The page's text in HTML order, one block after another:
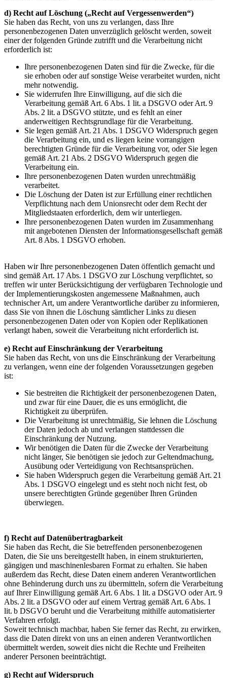
d) Recht auf Löschung („Recht auf Vergessenwerden“)
Sie haben das Recht, von uns zu verlangen, dass Ihre
personenbezogenen Daten unverzüglich gelöscht werden, soweit
einer der folgenden Gründe zutrifft und die Verarbeitung nicht
erforderlich ist:
Ihre personenbezogenen Daten sind für die Zwecke, für die
sie erhoben oder auf sonstige Weise verarbeitet wurden, nicht
mehr notwendig.
Sie widerrufen Ihre Einwilligung, auf die sich die
Verarbeitung gemäß Art. 6 Abs. 1 lit. a DSGVO oder Art. 9
Abs. 2 lit. a DSGVO stützte, und es fehlt an einer
anderweitigen Rechtsgrundlage für die Verarbeitung.
Sie legen gemäß Art. 21 Abs. 1 DSGVO Widerspruch gegen
die Verarbeitung ein, und es liegen keine vorrangigen
berechtigten Gründe für die Verarbeitung vor, oder Sie legen
gemäß Art. 21 Abs. 2 DSGVO Widerspruch gegen die
Verarbeitung ein.
Ihre personenbezogenen Daten wurden unrechtmäßig
verarbeitet.
Die Löschung der Daten ist zur Erfüllung einer rechtlichen
Verpflichtung nach dem Unionsrecht oder dem Recht der
Mitgliedstaaten erforderlich, dem wir unterliegen.
Ihre personenbezogenen Daten wurden im Zusammenhang
mit angebotenen Diensten der Informationsgesellschaft gemäß
Art. 8 Abs. 1 DSGVO erhoben.
Haben wir Ihre personenbezogenen Daten öffentlich gemacht und
sind gemäß Art. 17 Abs. 1 DSGVO zur Löschung verpflichtet, so
treffen wir unter Berücksichtigung der verfügbaren Technologie und
der Implementierungskosten angemessene Maßnahmen, auch
technischer Art, um andere Verantwortliche darüber zu informieren,
dass Sie von ihnen die Löschung sämtlicher Links zu diesen
personenbezogenen Daten oder von Kopien oder Replikationen
verlangt haben, soweit die Verarbeitung nicht erforderlich ist.
e) Recht auf Einschränkung der Verarbeitung
Sie haben das Recht, von uns die Einschränkung der Verarbeitung
zu verlangen, wenn eine der folgenden Voraussetzungen gegeben
ist:
Sie bestreiten die Richtigkeit der personenbezogenen Daten,
und zwar für eine Dauer, die es uns ermöglicht, die
Richtigkeit zu überprüfen.
Die Verarbeitung ist unrechtmäßig, Sie lehnen die Löschung
der Daten jedoch ab und verlangen stattdessen die
Einschränkung der Nutzung.
Wir benötigen die Daten für die Zwecke der Verarbeitung
nicht länger, Sie benötigen sie jedoch zur Geltendmachung,
Ausübung oder Verteidigung von Rechtsansprüchen.
Sie haben Widerspruch gegen die Verarbeitung gemäß Art. 21
Abs. 1 DSGVO eingelegt und es steht noch nicht fest, ob
unsere berechtigten Gründe gegenüber Ihren Gründen
überwiegen.
f) Recht auf Datenübertragbarkeit
Sie haben das Recht, die Sie betreffenden personenbezogenen
Daten, die Sie uns bereitgestellt haben, in einem strukturierten,
gängigen und maschinenlesbaren Format zu erhalten. Sie haben
außerdem das Recht, diese Daten einem anderen Verantwortlichen
ohne Behinderung durch uns zu übermitteln, sofern die Verarbeitung
auf Ihrer Einwilligung gemäß Art. 6 Abs. 1 lit. a DSGVO oder Art. 9
Abs. 2 lit. a DSGVO oder auf einem Vertrag gemäß Art. 6 Abs. 1
lit. b DSGVO beruht und die Verarbeitung mithilfe automatisierter
Verfahren erfolgt.
Soweit technisch machbar, haben Sie ferner das Recht, zu erwirken,
dass die Daten direkt von uns an einen anderen Verantwortlichen
übermittelt werden, soweit dies nicht die Rechte und Freiheiten
anderer Personen beeinträchtigt.
g) Recht auf Widerspruch